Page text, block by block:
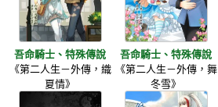
吾命騎士、特殊傳說
《第二人生－外傳，織
夏情》
吾命騎士、特殊傳說
《第二人生－外傳，舞
冬雪》